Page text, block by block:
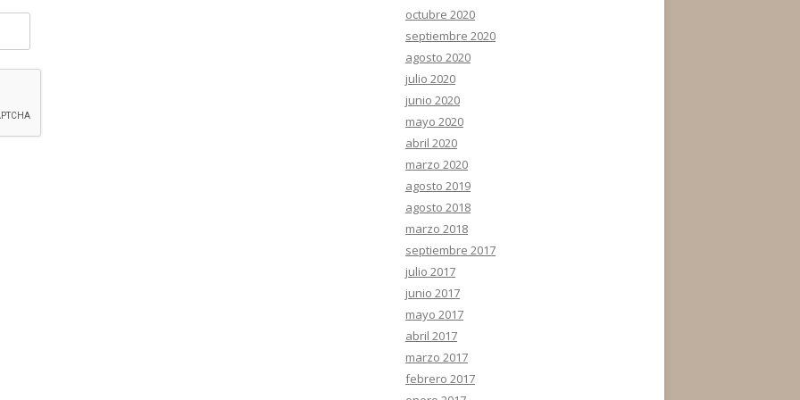
octubre 2020
septiembre 2020
agosto 2020
julio 2020
junio 2020
mayo 2020
abril 2020
marzo 2020
agosto 2019
agosto 2018
marzo 2018
septiembre 2017
julio 2017
junio 2017
mayo 2017
abril 2017
marzo 2017
febrero 2017